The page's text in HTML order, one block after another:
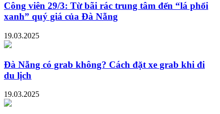
Công viên 29/3: Từ bãi rác trung tâm đến “lá phổi
xanh” quý giá của Đà Nẵng
19.03.2025
Đà Nẵng có grab không? Cách đặt xe grab khi đi
du lịch
19.03.2025